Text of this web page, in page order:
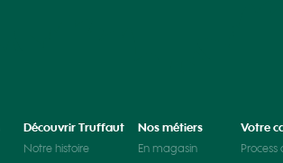
Découvrir Truffaut
Notre histoire
Nos métiers
En magasin
Votre